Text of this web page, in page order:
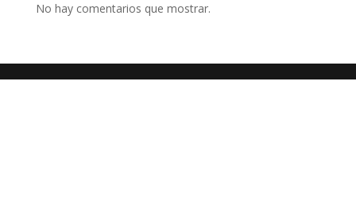
No hay comentarios que mostrar.